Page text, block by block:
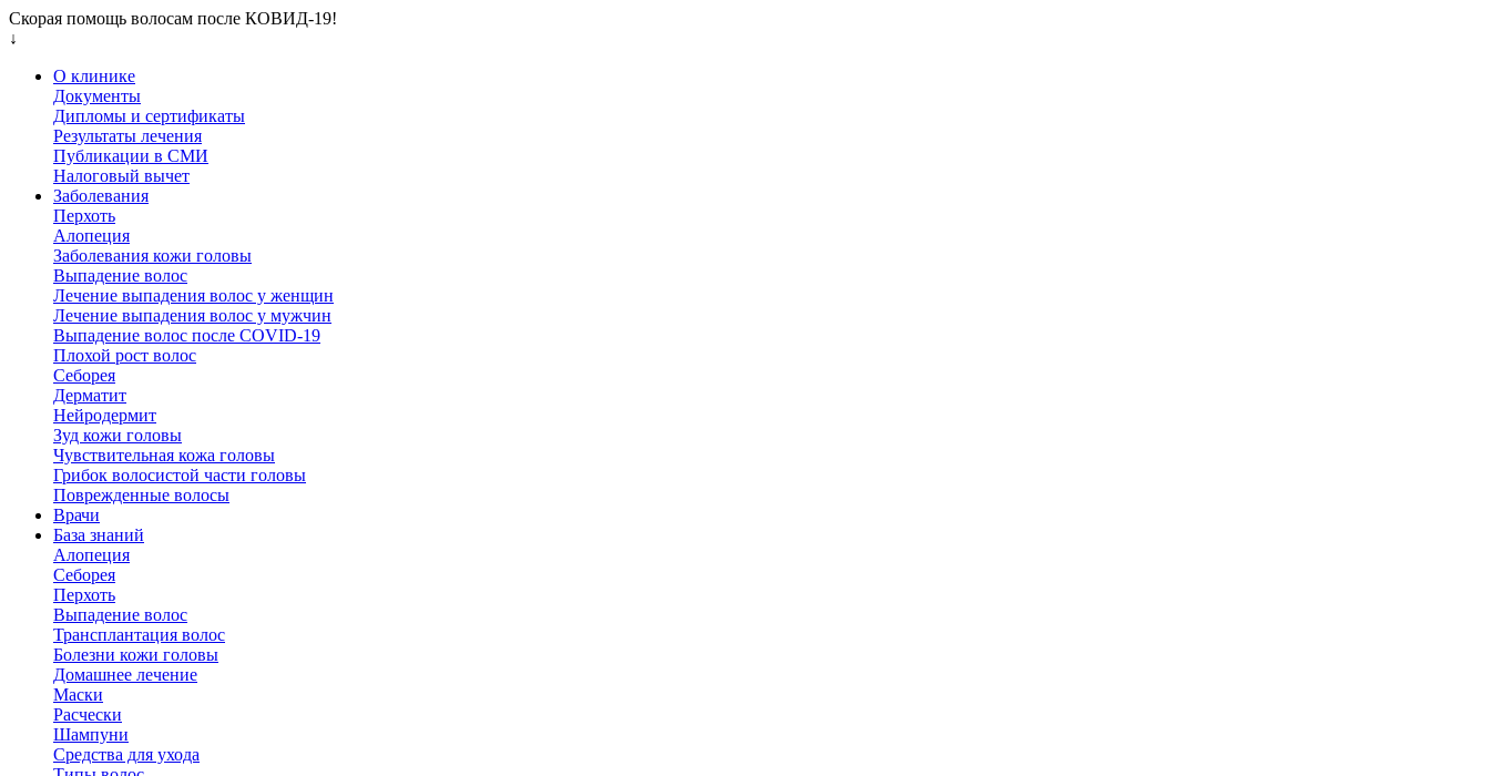
Скорая помощь волосам после КОВИД-19!
↓
О клинике
Документы
Дипломы и сертификаты
Результаты лечения
Публикации в СМИ
Налоговый вычет
Заболевания
Перхоть
Алопеция
Заболевания кожи головы
Выпадение волос
Лечение выпадения волос у женщин
Лечение выпадения волос у мужчин
Выпадение волос после COVID-19
Плохой рост волос
Cеборея
Дерматит
Нейродермит
Зуд кожи головы
Чувствительная кожа головы
Грибок волосистой части головы
Поврежденные волосы
Врачи
База знаний
Алопеция
Себорея
Перхоть
Выпадение волос
Трансплантация волос
Болезни кожи головы
Домашнее лечение
Маски
Расчески
Шампуни
Средства для ухода